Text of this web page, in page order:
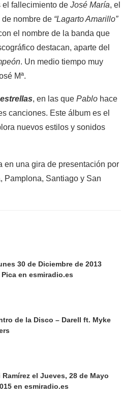
el fallecimiento de José María, el
nombre de “Lagarto Amarillo”
el nombre de la banda que
destacan, aparte del
. Un medio tiempo muy
Mª.
, en las que Pablo hace
canciones. Este álbum es el
nuevos estilos y sonidos
en una gira de presentación por
Pamplona, Santiago y San
30 de Diciembre de 2013
Pica en esmiradio.es
de la Disco – Darell ft. Myke
Ramírez el Jueves, 28 de Mayo
en esmiradio.es